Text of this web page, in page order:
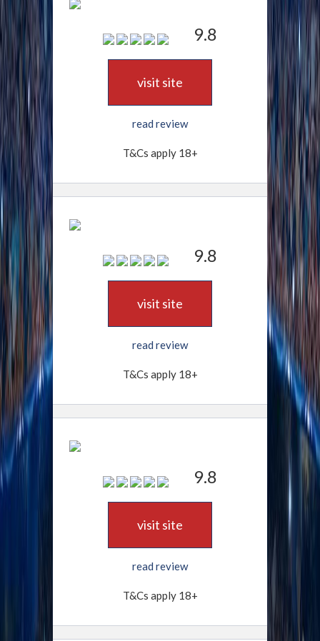
9.8
visit site
read review
T&Cs apply 18+
9.8
visit site
read review
T&Cs apply 18+
9.8
visit site
read review
T&Cs apply 18+